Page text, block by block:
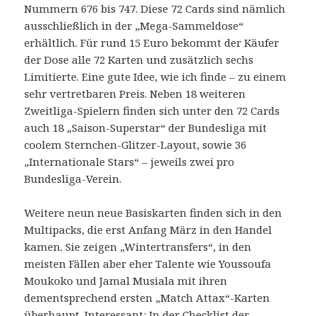
Nummern 676 bis 747. Diese 72 Cards sind nämlich
ausschließlich in der „Mega-Sammeldose“
erhältlich. Für rund 15 Euro bekommt der Käufer
der Dose alle 72 Karten und zusätzlich sechs
Limitierte. Eine gute Idee, wie ich finde – zu einem
sehr vertretbaren Preis. Neben 18 weiteren
Zweitliga-Spielern finden sich unter den 72 Cards
auch 18 „Saison-Superstar“ der Bundesliga mit
coolem Sternchen-Glitzer-Layout, sowie 36
„Internationale Stars“ – jeweils zwei pro
Bundesliga-Verein.
Weitere neun neue Basiskarten finden sich in den
Multipacks, die erst Anfang März in den Handel
kamen. Sie zeigen „Wintertransfers“, in den
meisten Fällen aber eher Talente wie Youssoufa
Moukoko und Jamal Musiala mit ihren
dementsprechend ersten „Match Attax“-Karten